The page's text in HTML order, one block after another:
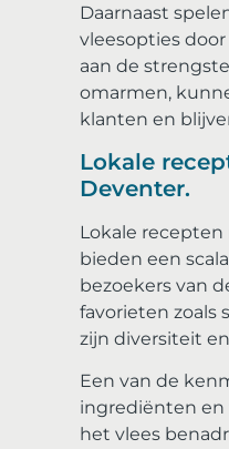
Daarnaast
vleesopties
aan de
omarmen,
klanten en
Lokale
Deventer.
Lokale
bieden een
bezoekers van
favorieten zoals
zijn diversiteit
Een van de
ingrediënten
het vlees